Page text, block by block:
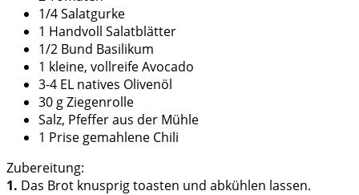
1/4 Salatgurke
1 Handvoll Salatblätter
1/2 Bund Basilikum
1 kleine, vollreife Avocado
3-4 EL natives Olivenöl
30 g Ziegenrolle
Salz, Pfeffer aus der Mühle
1 Prise gemahlene Chili
Zubereitung:
1. Das Brot knusprig toasten und abkühlen lassen.